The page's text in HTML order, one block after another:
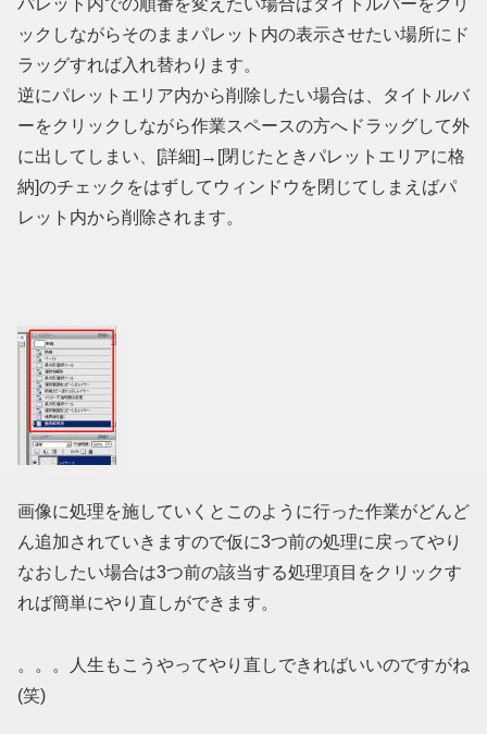
ックしながらそのままパレット内の表示させたい場所にド
ラッグすれば入れ替わります。
逆にパレットエリア内から削除したい場合は、タイトルバ
ーをクリックしながら作業スペースの方へドラッグして外
に出してしまい、[詳細]→[閉じたときパレットエリアに格
納]のチェックをはずしてウィンドウを閉じてしまえばパ
レット内から削除されます。
画像に処理を施していくとこのように行った作業がどんど
ん追加されていきますので仮に3つ前の処理に戻ってやり
なおしたい場合は3つ前の該当する処理項目をクリックす
れば簡単にやり直しができます。
。。。人生もこうやってやり直しできればいいのですがね
(笑)